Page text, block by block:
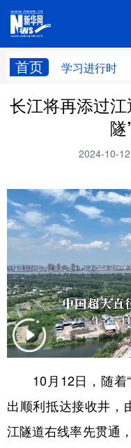
首页 学习进行时
学习进行时 高层
财经
科技 科创
文化 书画
法律 中央文
食品 人居
学术中国 乡村振
彩票
公益 一带一
长江将再添过
隧
2024-10-
10月12日，随着“
出顺利抵达接收井，
江隧道右线率先贯通